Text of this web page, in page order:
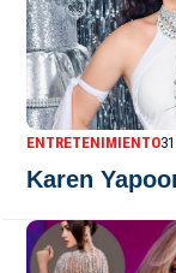
ENTRETENIMIENTO
Karen